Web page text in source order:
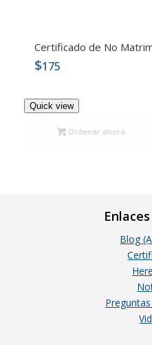
Certificado de No
$175
Quick view
Ordenar ahora
Blog